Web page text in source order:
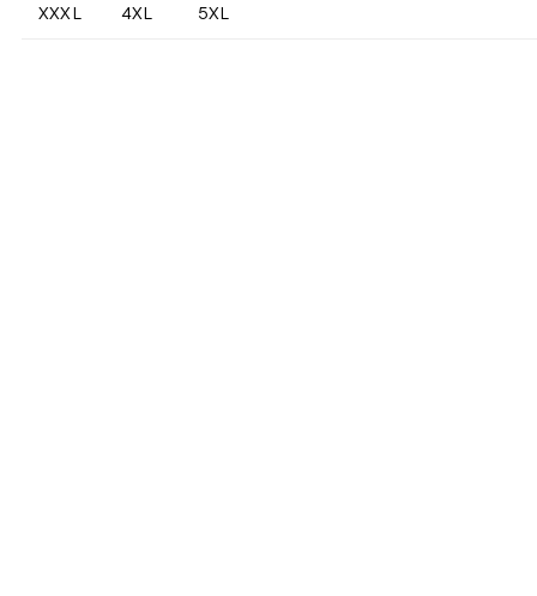
XXXL 4XL 5XL